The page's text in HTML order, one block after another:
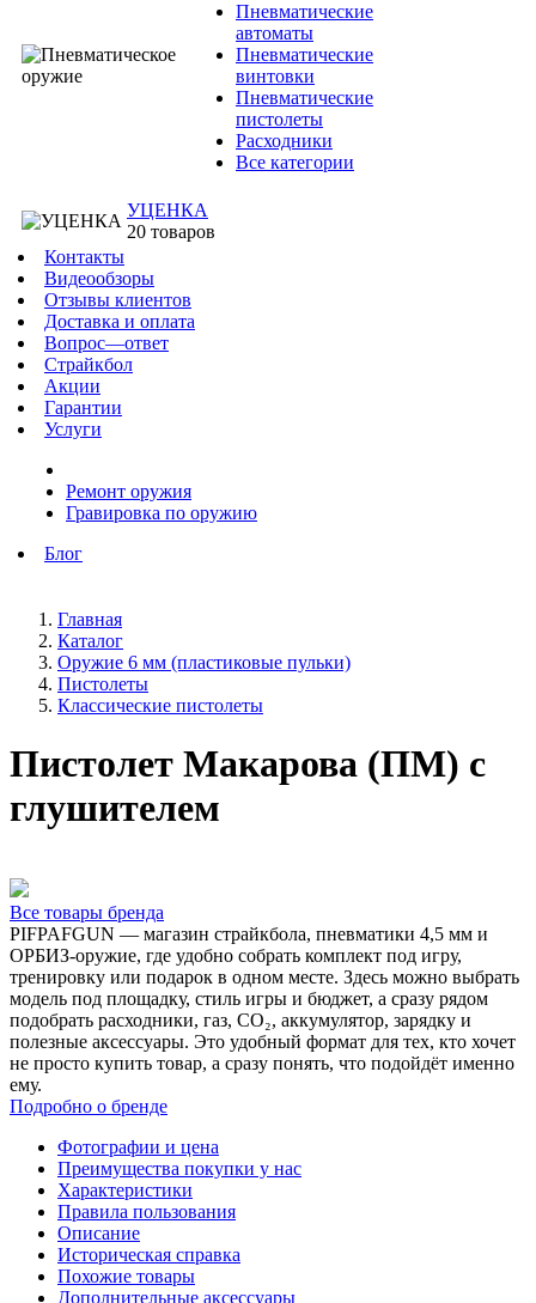
Пневматические
автоматы
Пневматические
винтовки
Пневматические
пистолеты
Расходники
Все категории
УЦЕНКА
20 товаров
Контакты
Видеообзоры
Отзывы клиентов
Доставка и оплата
Вопрос—ответ
Страйкбол
Акции
Гарантии
Услуги
Ремонт оружия
Гравировка по оружию
Блог
Главная
Каталог
Оружие 6 мм (пластиковые пульки)
Пистолеты
Классические пистолеты
Пистолет Макарова (ПМ) с
глушителем
Все товары бренда
PIFPAFGUN — магазин страйкбола, пневматики 4,5 мм и
ОРБИЗ-оружие, где удобно собрать комплект под игру,
тренировку или подарок в одном месте. Здесь можно выбрать
модель под площадку, стиль игры и бюджет, а сразу рядом
подобрать расходники, газ, CO₂, аккумулятор, зарядку и
полезные аксессуары. Это удобный формат для тех, кто хочет
не просто купить товар, а сразу понять, что подойдёт именно
ему.
Подробно о бренде
Фотографии и цена
Преимущества покупки у нас
Характеристики
Правила пользования
Описание
Историческая справка
Похожие товары
Дополнительные аксессуары